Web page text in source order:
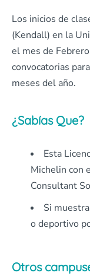
Los inicios de
(Kendall) en la
el mes de
convocatorias
meses del año.
¿Sabías Que?
Esta
Michelin con
Consultant
Si
o deportivo
Otros